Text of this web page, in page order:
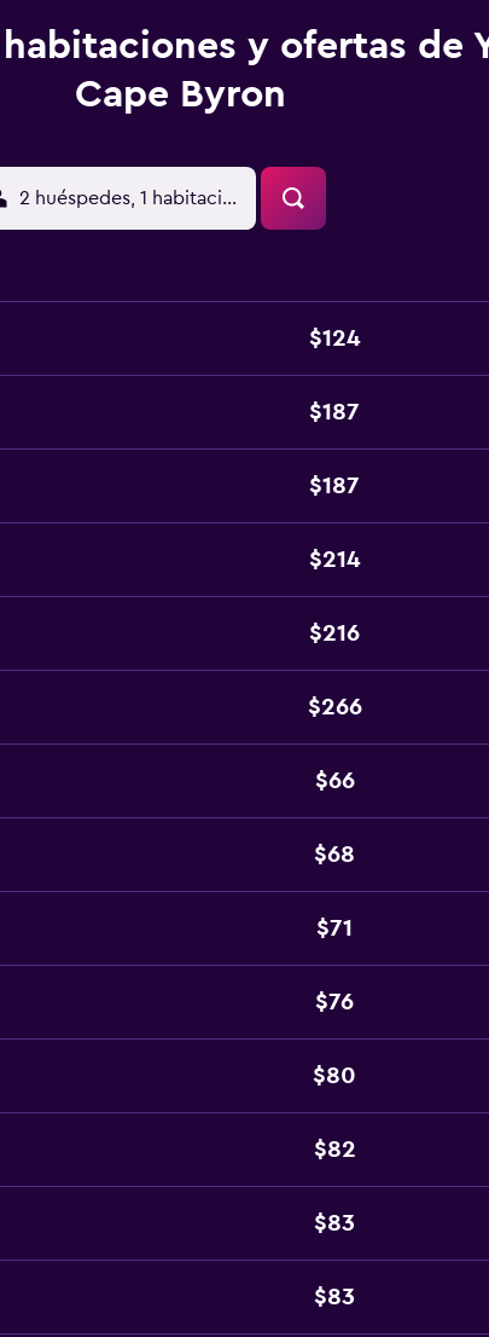
y ofertas de
Cape Byron
2 huéspedes, 1 habitación
$124
$187
$187
$214
$216
$266
$66
$68
$71
$76
$80
$82
$83
$83